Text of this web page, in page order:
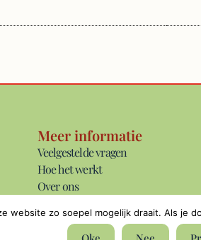
Meer informatie
Veelgestelde vragen
Hoe het werkt
Over ons
Algemene voorwaarden
Privacyverklaring
website zo soepel mogelijk draait. Als je